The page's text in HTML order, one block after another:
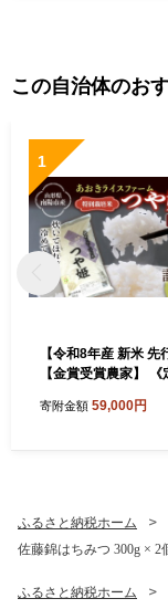
この自治体のお
1
【令和8年産 新米 先
【金賞受賞農家】 《
3か月 《令和8年9月
寄附金額 59,000円
ふるさと納税ホーム
佐藤錦はちみつ 300g ×
ふるさと納税ホーム